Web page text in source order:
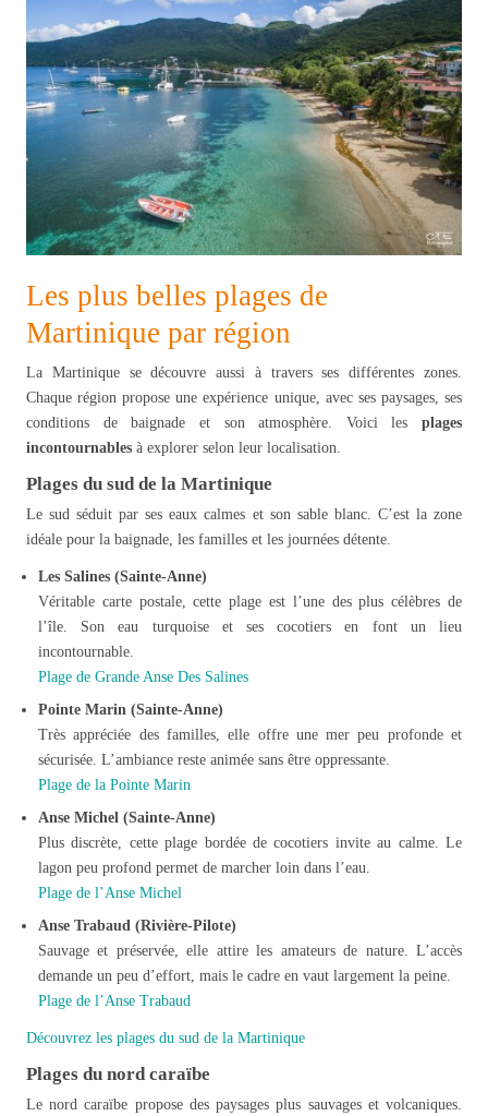
Les plus belles plages de
Martinique par région
La Martinique se découvre aussi à travers ses différentes zones.
Chaque région propose une expérience unique, avec ses paysages, ses
conditions de baignade et son atmosphère. Voici les plages
incontournables à explorer selon leur localisation.
Plages du sud de la Martinique
Le sud séduit par ses eaux calmes et son sable blanc. C’est la zone
idéale pour la baignade, les familles et les journées détente.
Les Salines (Sainte-Anne)
Véritable carte postale, cette plage est l’une des plus célèbres de
l’île. Son eau turquoise et ses cocotiers en font un lieu
incontournable.
Plage de Grande Anse Des Salines
Pointe Marin (Sainte-Anne)
Très appréciée des familles, elle offre une mer peu profonde et
sécurisée. L’ambiance reste animée sans être oppressante.
Plage de la Pointe Marin
Anse Michel (Sainte-Anne)
Plus discrète, cette plage bordée de cocotiers invite au calme. Le
lagon peu profond permet de marcher loin dans l’eau.
Plage de l’Anse Michel
Anse Trabaud (Rivière-Pilote)
Sauvage et préservée, elle attire les amateurs de nature. L’accès
demande un peu d’effort, mais le cadre en vaut largement la peine.
Plage de l’Anse Trabaud
Découvrez les plages du sud de la Martinique
Plages du nord caraïbe
Le nord caraïbe propose des paysages plus sauvages et volcaniques.